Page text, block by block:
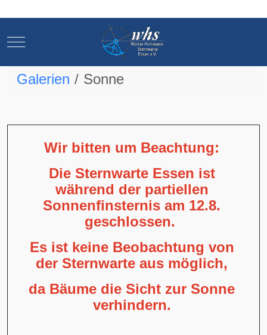
Mobile Menu Toggle
Galerien Sonne
Wir bitten um Beachtung:
Die Sternwarte Essen ist
während der partiellen
Sonnenfinsternis am 12.8.
geschlossen.
Es ist keine Beobachtung von
der Sternwarte aus möglich,
da Bäume die Sicht zur Sonne
verhindern.